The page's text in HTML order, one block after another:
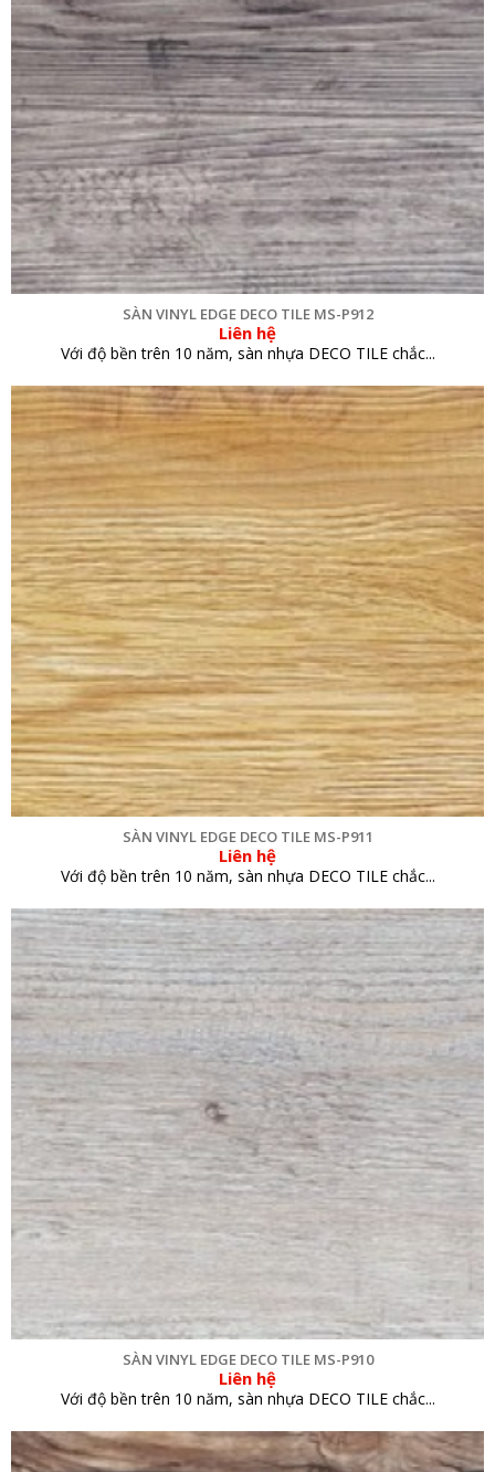
SÀN VINYL EDGE DECO TILE MS-P912
Liên hệ
Với độ bền trên 10 năm, sàn nhựa DECO TILE chắc...
SÀN VINYL EDGE DECO TILE MS-P911
Liên hệ
Với độ bền trên 10 năm, sàn nhựa DECO TILE chắc...
SÀN VINYL EDGE DECO TILE MS-P910
Liên hệ
Với độ bền trên 10 năm, sàn nhựa DECO TILE chắc...